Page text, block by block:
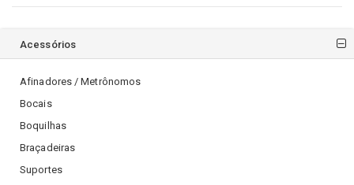
Acessórios
Afinadores / Metrônomos
Bocais
Boquilhas
Braçadeiras
Suportes